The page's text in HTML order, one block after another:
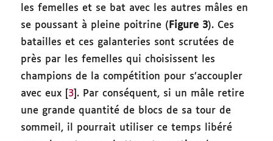
les femelles et se bat avec les autres mâles en
se poussant à pleine poitrine ( Figure 3). Ces
batailles et ces galanteries sont scrutées de
près par les femelles qui choisissent les
champions de la compétition pour s’accoupler
avec eux [ 3 ]. Par conséquent, si un mâle retire
une grande quantité de blocs de sa tour de
sommeil, il pourrait utiliser ce temps libéré